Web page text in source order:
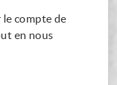
compte de
en nous